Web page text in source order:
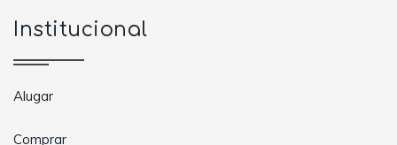
Institucional
Alugar
Comprar